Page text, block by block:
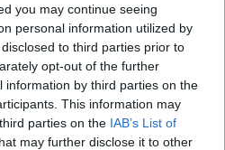
you may continue seeing
personal information utilized by
to third parties prior to
opt-out of the further
information by third parties on the
This information may
parties on the IAB’s List of
may further disclose it to other
0,45
22,8
*** Mirth
0,00€/kWh
23,1